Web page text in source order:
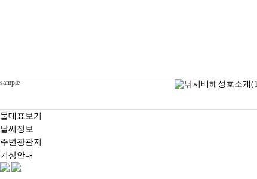
sample
물대표보기
날씨정보
주변광관지
기상안내